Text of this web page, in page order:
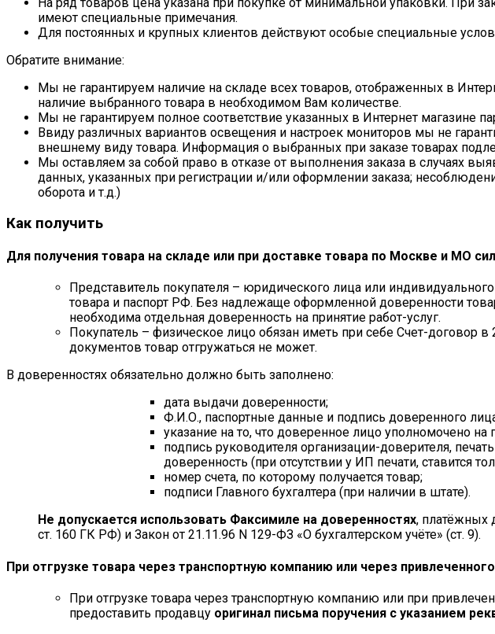
имеют специальные примечания.
Для постоянных и крупных клиентов действуют особые специальные
Обратите внимание:
Мы не гарантируем наличие на складе всех товаров, отображенных в
наличие выбранного товара в необходимом Вам количестве.
Мы не гарантируем полное соответствие указанных в Интернет магазине
Ввиду различных вариантов освещения и настроек мониторов мы не
внешнему виду товара. Информация о выбранных при заказе товарах
Мы оставляем за собой право в отказе от выполнения заказа в случаях
данных, указанных при регистрации и/или оформлении заказа;
оборота и т.д.)
Как получить
Для получения товара на складе или при доставке товара по Москве и МО
Представитель покупателя – юридического лица или
товара и паспорт РФ. Без надлежаще оформленной доверенности
необходима отдельная доверенность на принятие работ-услуг.
Покупатель – физическое лицо обязан иметь при себе Счет-договор
документов товар отгружаться не может.
В доверенностях обязательно должно быть заполнено:
дата выдачи доверенности;
Ф.И.О., паспортные данные и подпись доверенного
указание на то, что доверенное лицо уполномочено на
подпись руководителя организации-доверителя,
доверенность (при отсутствии у ИП печати, ставится
номер счета, по которому получается товар;
подписи Главного бухгалтера (при наличии в штате).
Не допускается использовать Факсимиле на доверенностях, платёжных
ст. 160 ГК РФ) и Закон от 21.11.96 N 129-ФЗ «О бухгалтерском учёте» (ст. 9).
При отгрузке товара через транспортную компанию или через
При отгрузке товара через транспортную компанию или при
предоставить продавцу оригинал письма поручения с указанием